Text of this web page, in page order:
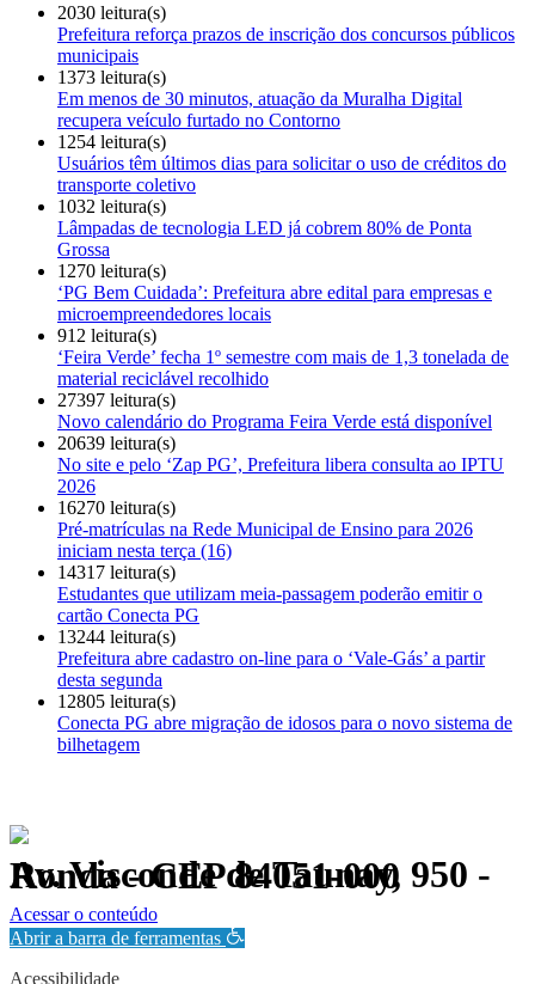
2030 leitura(s)
Prefeitura reforça prazos de inscrição dos concursos públicos
municipais
1373 leitura(s)
Em menos de 30 minutos, atuação da Muralha Digital
recupera veículo furtado no Contorno
1254 leitura(s)
Usuários têm últimos dias para solicitar o uso de créditos do
transporte coletivo
1032 leitura(s)
Lâmpadas de tecnologia LED já cobrem 80% de Ponta
Grossa
1270 leitura(s)
‘PG Bem Cuidada’: Prefeitura abre edital para empresas e
microempreendedores locais
912 leitura(s)
‘Feira Verde’ fecha 1º semestre com mais de 1,3 tonelada de
material reciclável recolhido
27397 leitura(s)
Novo calendário do Programa Feira Verde está disponível
20639 leitura(s)
No site e pelo ‘Zap PG’, Prefeitura libera consulta ao IPTU
2026
16270 leitura(s)
Pré-matrículas na Rede Municipal de Ensino para 2026
iniciam nesta terça (16)
14317 leitura(s)
Estudantes que utilizam meia-passagem poderão emitir o
cartão Conecta PG
13244 leitura(s)
Prefeitura abre cadastro on-line para o ‘Vale-Gás’ a partir
desta segunda
12805 leitura(s)
Conecta PG abre migração de idosos para o novo sistema de
bilhetagem
Av. Visconde de Taunay, 950 - Ronda - CEP 84051-000
Política de Privacidade.
Acessar o conteúdo
Abrir a barra de ferramentas
Acessibilidade